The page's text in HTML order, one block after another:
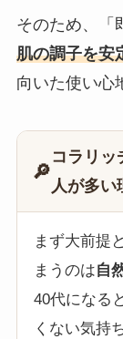
そのため、「
肌の調子を安
向いた使い心
🔎
コラリッ
人が多い
まず大前提
まうのは自
40代になる
くない気持